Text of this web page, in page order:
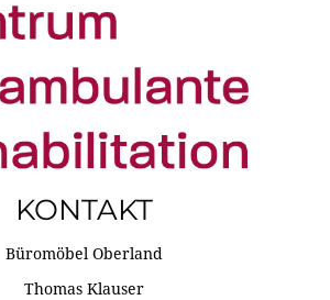
KONTAKT
Büromöbel Oberland
Thomas Klauser